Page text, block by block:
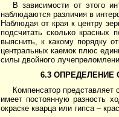
В зависимости от этого
наблюдаются различия в
Наблюдая от края к центру
подсчитать сколько красных
выяснить, к какому порядку
центральных каемок плюс
силы двойного
6.3
Компенсатор представляет
имеет постоянную разность
окраске кварца или гипса –